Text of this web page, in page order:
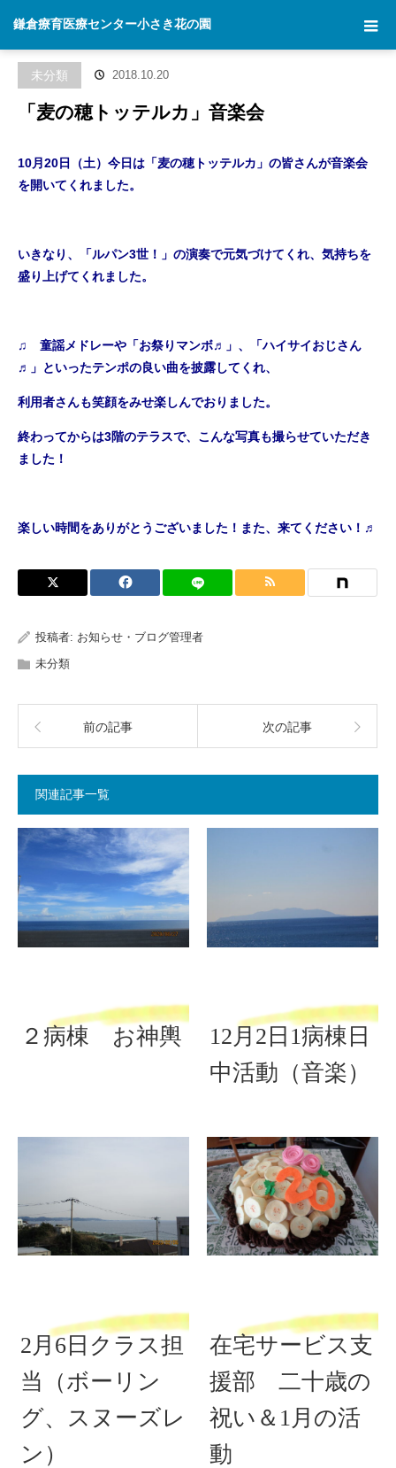
鎌倉療育医療センター小さき花の園
ブログ
未分類 「麦の穂トッテルカ」音楽会
未分類 2018.10.20
「麦の穂トッテルカ」音楽会
10月20日（土）今日は「麦の穂トッテルカ」の皆さんが音楽会
を開いてくれました。
いきなり、「ルパン3世！」の演奏で元気づけてくれ、気持ちを
盛り上げてくれました。
♫ 童謡メドレーや「お祭りマンボ♬」、「ハイサイおじさん
♬」といったテンポの良い曲を披露してくれ、
利用者さんも笑顔をみせ楽しんでおりました。
終わってからは3階のテラスで、こんな写真も撮らせていただき
ました！
楽しい時間をありがとうございました！また、来てください！♬
投稿者: お知らせ・ブログ管理者
未分類
前の記事 次の記事
関連記事一覧
２病棟 お神輿
12月2日1病棟日
中活動（音楽）
2月6日クラス担
当（ボーリン
グ、スヌーズレ
ン）
在宅サービス支
援部 二十歳の
祝い＆1月の活
動